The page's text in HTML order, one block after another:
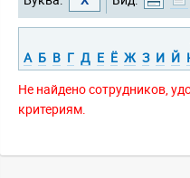
А Б В Г Д Е Ё Ж З И Й
Не найдено сотрудников,
критериям.